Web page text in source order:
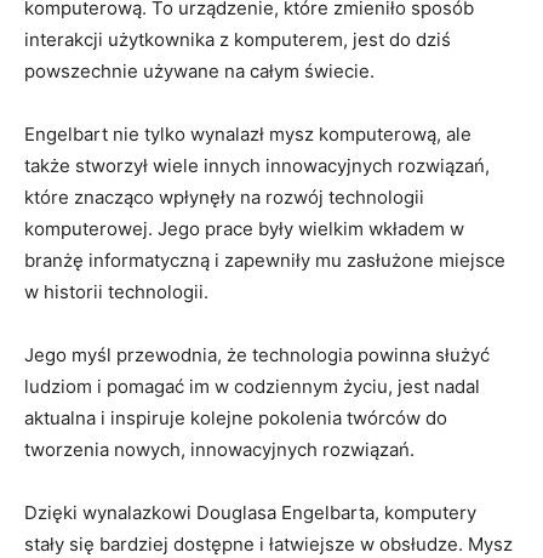
komputerową. To urządzenie, które zmieniło sposób
interakcji użytkownika z komputerem, jest do⁣ dziś
‌powszechnie używane na całym ‍świecie.
Engelbart nie tylko wynalazł mysz komputerową, ale ​
także stworzył⁤ wiele innych innowacyjnych rozwiązań,
które znacząco ⁣wpłynęły na rozwój technologii
komputerowej. Jego prace były ‍wielkim wkładem w
⁢branżę informatyczną i zapewniły⁤ mu zasłużone miejsce
w ​historii technologii.
Jego myśl przewodnia, że technologia powinna służyć
ludziom i pomagać im w codziennym⁤ życiu, jest nadal
aktualna i inspiruje kolejne pokolenia ⁤twórców do
tworzenia nowych, innowacyjnych rozwiązań.
Dzięki wynalazkowi Douglasa Engelbarta, komputery
stały się⁢ bardziej dostępne i łatwiejsze ⁤w obsłudze. ⁢Mysz